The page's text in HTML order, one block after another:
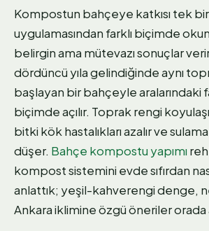
Kompostun bahçeye katkısı tek
uygulamasından farklı biçimde
belirgin ama mütevazı sonuçlar
dördüncü yıla gelindiğinde aynı
başlayan bir bahçeyle aralarındaki
biçimde açılır. Toprak rengi
bitki kök hastalıkları azalır ve
düşer. Bahçe kompostu yapımı
kompost sistemini evde sıfırdan
anlattık; yeşil-kahverengi denge,
Ankara iklimine özgü öneriler orada